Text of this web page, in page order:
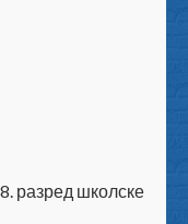
разред школске